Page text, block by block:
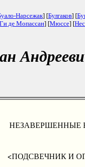
Нарсежак] [Булгаков] [
Ги де Мопассан] [Мюссе] [
НЕЗАВЕРШЕННЫЕ
<ПОДСВЕЧНИК И